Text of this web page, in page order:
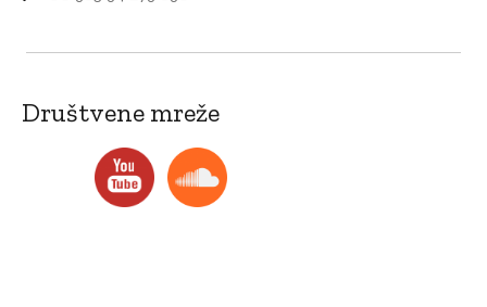
Društvene mreže